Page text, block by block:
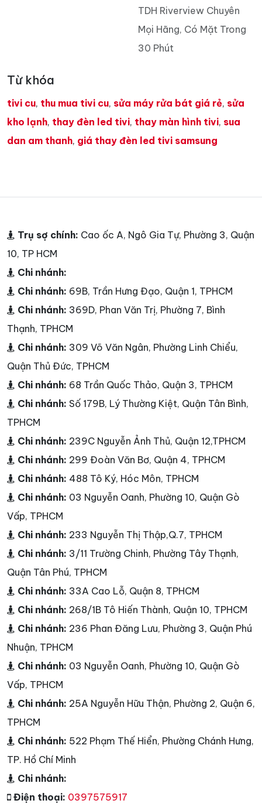
TDH Riverview Chuyên
Mọi Hãng, Có Mặt Trong
30 Phút
Từ khóa
tivi cu, thu mua tivi cu, sửa máy rửa bát giá rẻ, sửa
kho lạnh, thay đèn led tivi, thay màn hình tivi, sua
dan am thanh, giá thay đèn led tivi samsung
Trụ sợ chính: Cao ốc A, Ngô Gia Tự, Phường 3, Quận
10, TP HCM
Chi nhánh:
Chi nhánh: 69B, Trần Hưng Đạo, Quận 1, TPHCM
Chi nhánh: 369D, Phan Văn Trị, Phường 7, Bình
Thạnh, TPHCM
Chi nhánh: 309 Võ Văn Ngân, Phường Linh Chiểu,
Quận Thủ Đức, TPHCM
Chi nhánh: 68 Trần Quốc Thảo, Quận 3, TPHCM
Chi nhánh: Số 179B, Lý Thường Kiệt, Quận Tân Bình,
TPHCM
Chi nhánh: 239C Nguyễn Ảnh Thủ, Quận 12,TPHCM
Chi nhánh: 299 Đoàn Văn Bơ, Quận 4, TPHCM
Chi nhánh: 488 Tô Ký, Hóc Môn, TPHCM
Chi nhánh: 03 Nguyễn Oanh, Phường 10, Quận Gò
Vấp, TPHCM
Chi nhánh: 233 Nguyễn Thị Thập,Q.7, TPHCM
Chi nhánh: 3/11 Trường Chinh, Phường Tây Thạnh,
Quận Tân Phú, TPHCM
Chi nhánh: 33A Cao Lỗ, Quận 8, TPHCM
Chi nhánh: 268/1B Tô Hiến Thành, Quận 10, TPHCM
Chi nhánh: 236 Phan Đăng Lưu, Phường 3, Quận Phú
Nhuận, TPHCM
Chi nhánh: 03 Nguyễn Oanh, Phường 10, Quận Gò
Vấp, TPHCM
Chi nhánh: 25A Nguyễn Hữu Thận, Phường 2, Quận 6,
TPHCM
Chi nhánh: 522 Phạm Thế Hiển, Phường Chánh Hưng,
TP. Hồ Chí Minh
Chi nhánh:
Điện thoại: 0397575917